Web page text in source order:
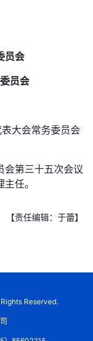
员会
员会
大会常务委员会
第三十五次会议
任。
【责任编辑：于蕾】
Reserved.